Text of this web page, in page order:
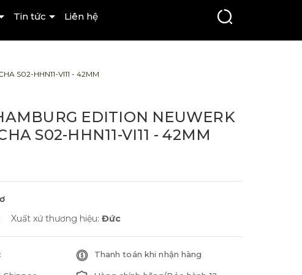
Tin tức Liên hệ
S02-HHN11-VI11 - 42MM
EDITION NEUWERK
S02-HHN11-VI11 - 42MM
Xuất xứ thương hiệu: Đức
Thanh toán khi nhận hàng